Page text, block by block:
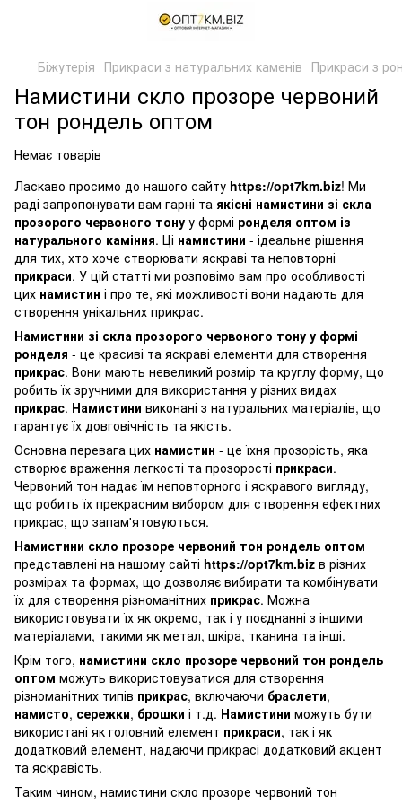
Біжутерія Прикраси з натуральних каменів Прикраси з
Намистини скло прозоре червоний
тон рондель оптом
Немає товарів
Ласкаво просимо до нашого сайту https://opt7km.biz! Ми
раді запропонувати вам гарні та якісні намистини зі скла
прозорого червоного тону у формі ронделя оптом із
натурального каміння. Ці намистини - ідеальне рішення
для тих, хто хоче створювати яскраві та неповторні
прикраси. У цій статті ми розповімо вам про особливості
цих намистин і про те, які можливості вони надають для
створення унікальних прикрас.
Намистини зі скла прозорого червоного тону у формі
ронделя - це красиві та яскраві елементи для створення
прикрас. Вони мають невеликий розмір та круглу форму, що
робить їх зручними для використання у різних видах
прикрас. Намистини виконані з натуральних матеріалів, що
гарантує їх довговічність та якість.
Основна перевага цих намистин - це їхня прозорість, яка
створює враження легкості та прозорості прикраси.
Червоний тон надає їм неповторного і яскравого вигляду,
що робить їх прекрасним вибором для створення ефектних
прикрас, що запам'ятовуються.
Намистини скло прозоре червоний тон рондель оптом
представлені на нашому сайті https://opt7km.biz в різних
розмірах та формах, що дозволяє вибирати та комбінувати
їх для створення різноманітних прикрас. Можна
використовувати їх як окремо, так і у поєднанні з іншими
матеріалами, такими як метал, шкіра, тканина та інші.
Крім того, намистини скло прозоре червоний тон рондель
оптом можуть використовуватися для створення
різноманітних типів прикрас, включаючи браслети,
намисто, сережки, брошки і т.д. Намистини можуть бути
використані як головний елемент прикраси, так і як
додатковий елемент, надаючи прикрасі додатковий акцент
та яскравість.
Таким чином, намистини скло прозоре червоний тон